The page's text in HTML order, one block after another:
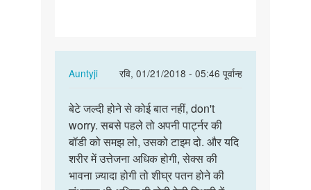
Auntyji
रवि, 01/21/2018 - 05:46 पूर्वान्ह
In
to
शीघ्रपतन
रोकने
के
उपाए
बेटे
जल्दी
होने
से
कोई
बेटे जल्दी होने से कोई बात नहीं, don't
worry. सबसे पहले तो अपनी पार्ट्नर की
बॉडी को समझ लो, उसको टाइम दो. और यदि
शरीर में उत्तेजना अधिक होगी, सेक्स की
भावना ज़्यादा होगी तो शीघ्र पतन होने की